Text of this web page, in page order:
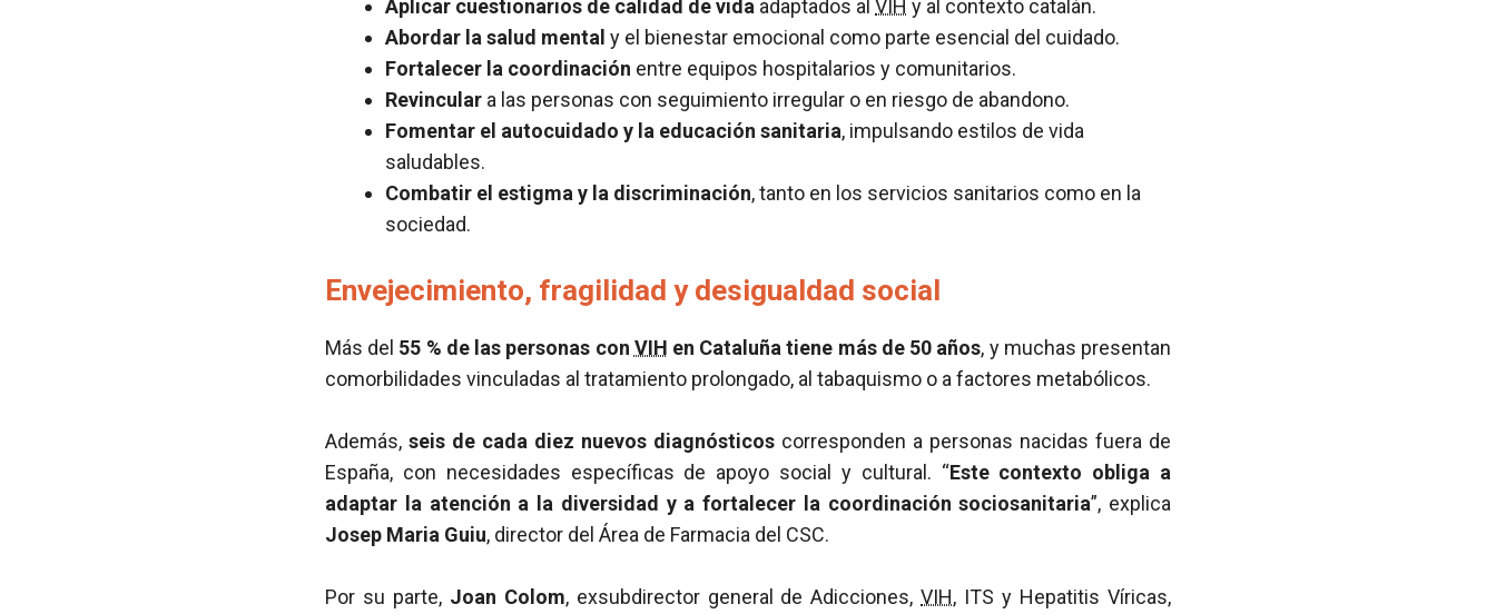
Aplicar cuestionarios de calidad de vida adaptados al VIH y al contexto catalán.
Abordar la salud mental y el bienestar emocional como parte esencial del cuidado.
Fortalecer la coordinación entre equipos hospitalarios y comunitarios.
Revincular a las personas con seguimiento irregular o en riesgo de abandono.
Fomentar el autocuidado y la educación sanitaria, impulsando estilos de vida
saludables.
Combatir el estigma y la discriminación, tanto en los servicios sanitarios como en la
sociedad.
Envejecimiento, fragilidad y desigualdad social
Más del 55 % de las personas con VIH en Cataluña tiene más de 50 años, y muchas presentan
comorbilidades vinculadas al tratamiento prolongado, al tabaquismo o a factores metabólicos.
Además, seis de cada diez nuevos diagnósticos corresponden a personas nacidas fuera de
España, con necesidades específicas de apoyo social y cultural. “Este contexto obliga a
adaptar la atención a la diversidad y a fortalecer la coordinación sociosanitaria”, explica
Josep Maria Guiu, director del Área de Farmacia del CSC.
Por su parte, Joan Colom, exsubdirector general de Adicciones,VIH, ITS y Hepatitis Víricas,